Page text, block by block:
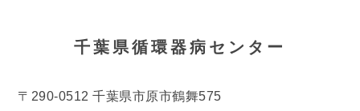
センター紹介
千葉県循環器病センター
〒290-0512 千葉県市原市鶴舞575